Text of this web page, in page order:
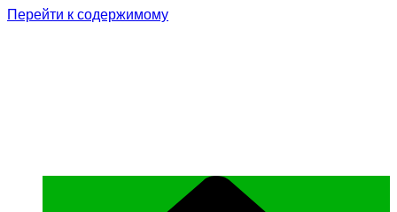
Перейти к содержимому